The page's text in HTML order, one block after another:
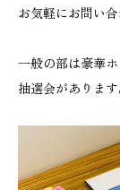
お気軽にお問い合
一般の部は豪華
抽選会がありま